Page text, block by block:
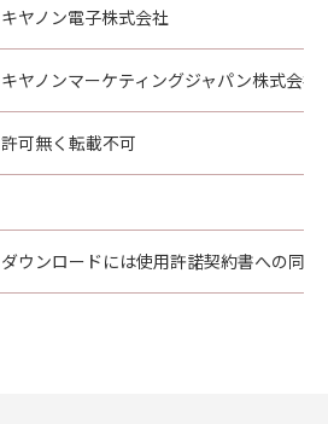
キヤノン電子株式会社
キヤノンマーケティングジャパン株式会社
許可無く転載不可
ダウンロードには使用許諾契約書への同意